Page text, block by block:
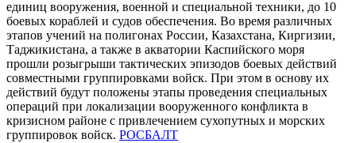
единиц вооружения, военной и специальной техники, до 10
боевых кораблей и судов обеспечения. Во время различных
этапов учений на полигонах России, Казахстана, Киргизии,
Таджикистана, а также в акватории Каспийского моря
прошли розыгрыши тактических эпизодов боевых действий
совместными группировками войск. При этом в основу их
действий будут положены этапы проведения специальных
операций при локализации вооруженного конфликта в
кризисном районе с привлечением сухопутных и морских
группировок войск. РОСБАЛТ